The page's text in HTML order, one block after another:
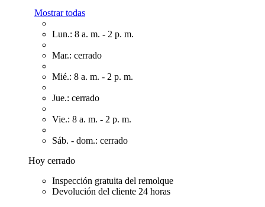
Mostrar todas
Lun.: 8 a. m. - 2 p. m.
Mar.: cerrado
Mié.: 8 a. m. - 2 p. m.
Jue.: cerrado
Vie.: 8 a. m. - 2 p. m.
Sáb. - dom.: cerrado
Hoy cerrado
Inspección gratuita del remolque
Devolución del cliente 24 horas